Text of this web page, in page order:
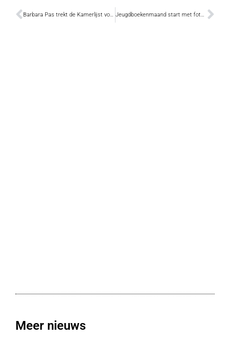
Barbara Pas trekt de Kamerlijst voor Vlaams Belang Jeugdboekenmaand start met fotoshoot
Meer nieuws